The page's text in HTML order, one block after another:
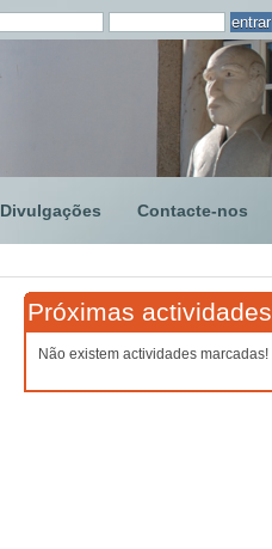
Divulgações Contacte-nos
Próximas actividades
Não existem actividades marcadas!